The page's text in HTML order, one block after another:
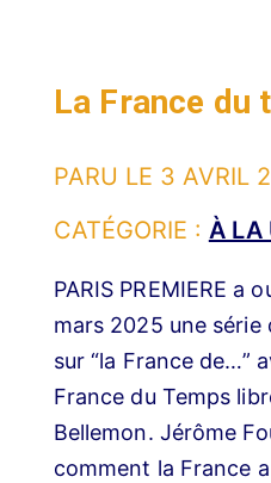
La France du
PARU LE 3 AVRIL
CATÉGORIE : À LA
PARIS PREMIERE a
mars 2025 une
sur “la France de…”
France du Temps
Bellemon. Jérôme
comment la France